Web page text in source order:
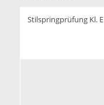
Stilspringprüfung Kl. E